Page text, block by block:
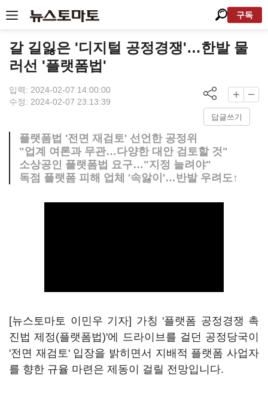
구독
갈 길잃은 '디지털 공정경쟁'…한발 물
러선 '플랫폼법'
입력: 2024-02-07 14:00:00
수정: 2024-02-07 23:13:39
답글쓰기
플랫폼법 '전면 재검토' 선언한 공정위
"업계 여론과 무관…다양한 대안 검토할 것"
소상공인 플랫폼법 요구…"지정 늘려야"
독점 플랫폼 피해 업체 '속앓이'…반발 우려도↑
[뉴스토마토 이민우 기자] 가칭 '플랫폼 공정경쟁 촉
진법 제정(플랫폼법)'에 드라이브를 걸던 공정당국이
'전면 재검토' 입장을 밝히면서 지배적 플랫폼 사업자
를 향한 규율 마련은 제동이 걸릴 전망입니다.